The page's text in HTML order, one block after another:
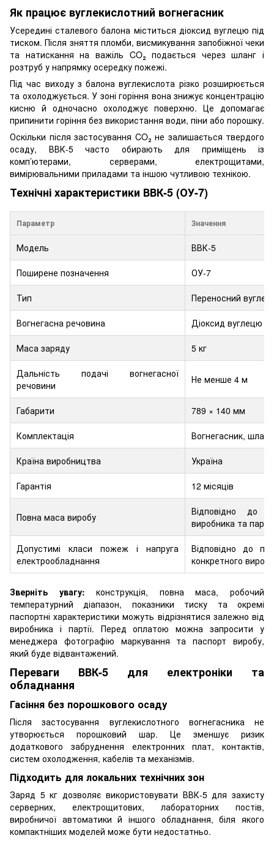
Як працює вуглекислотний вогнегасник
Усередині сталевого балона міститься діоксид вуглецю під
тиском. Після зняття пломби, висмикування запобіжної чеки
та натискання на важіль CO₂ подається через шланг і
розтруб у напрямку осередку пожежі.
Під час виходу з балона вуглекислота різко розширюється
та охолоджується. У зоні горіння вона знижує концентрацію
кисню й одночасно охолоджує поверхню. Це допомагає
припинити горіння без використання води, піни або порошку.
Оскільки після застосування CO₂ не залишається твердого
осаду, ВВК-5 часто обирають для приміщень із
комп’ютерами, серверами, електрощитами,
вимірювальними приладами та іншою чутливою технікою.
Технічні характеристики ВВК-5 (ОУ-7)
Параметр Значення
Модель ВВК-5
Поширене позначення ОУ-7
Тип Переносний
Вогнегасна речовина Діоксид вуглецю
Маса заряду 5 кг
Дальність подачі вогнегасної
речовини
Не менше 4 м
Габарити 789 × 140 мм
Комплектація Вогнегасник,
Країна виробництва Україна
Гарантія 12 місяців
Повна маса виробу
Відповідно до
виробника та партії
Допустимі класи пожеж і напруга
електрообладнання
Відповідно до
конкретного виробу
Зверніть увагу: конструкція, повна маса, робочий
температурний діапазон, показники тиску та окремі
паспортні характеристики можуть відрізнятися залежно від
виробника і партії. Перед оплатою можна запросити у
менеджера фотографію маркування та паспорт виробу,
який буде відвантажений.
Переваги ВВК-5 для електроніки та
обладнання
Гасіння без порошкового осаду
Після застосування вуглекислотного вогнегасника не
утворюється порошковий шар. Це зменшує ризик
додаткового забруднення електронних плат, контактів,
систем охолодження, кабелів та механізмів.
Підходить для локальних технічних зон
Заряд 5 кг дозволяє використовувати ВВК-5 для захисту
серверних, електрощитових, лабораторних постів,
виробничої автоматики й іншого обладнання, біля якого
компактніших моделей може бути недостатньо.